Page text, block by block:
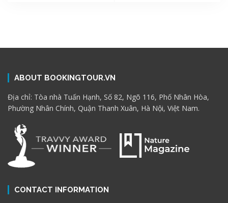
ABOUT BOOKINGTOUR.VN
Địa chỉ: Tòa nhà Tuấn Hạnh, Số 82, Ngõ 116, Phố Nhân Hòa,
Phường Nhân Chính, Quận Thanh Xuân, Hà Nội, Việt Nam.
CONTACT INFORMATION